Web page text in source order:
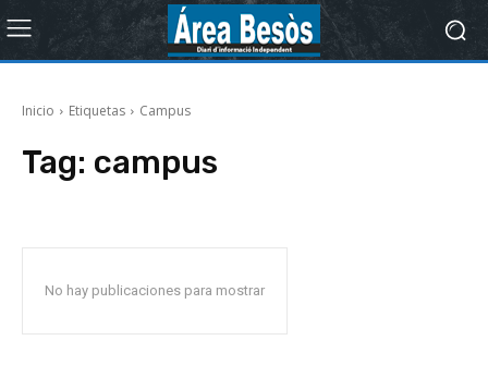
Inicio Etiquetas Campus
Tag: campus
No hay publicaciones para mostrar